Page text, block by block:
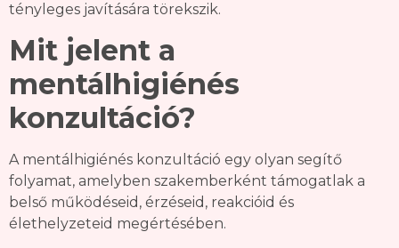
tényleges javítására törekszik.
Mit jelent a
mentálhigiénés
konzultáció?
A mentálhigiénés konzultáció egy olyan segítő
folyamat, amelyben szakemberként támogatlak a
belső működéseid, érzéseid, reakcióid és
élethelyzeteid megértésében.